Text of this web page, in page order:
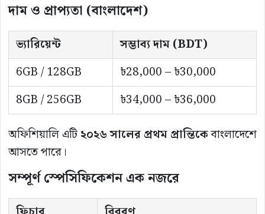
দাম ও প্রাপ্যতা (বাংলাদেশ)
ভ্যারিয়েন্ট
সম্ভাব্য দাম (BDT)
6GB / 128GB
৳28,000 – ৳30,000
8GB / 256GB
৳34,000 – ৳36,000
অফিশিয়ালি এটি২০২৬ সালের প্রথম প্রান্তিকেবাংলাদেশে
আসতে পারে।
সম্পূর্ণ স্পেসিফিকেশন এক নজরে